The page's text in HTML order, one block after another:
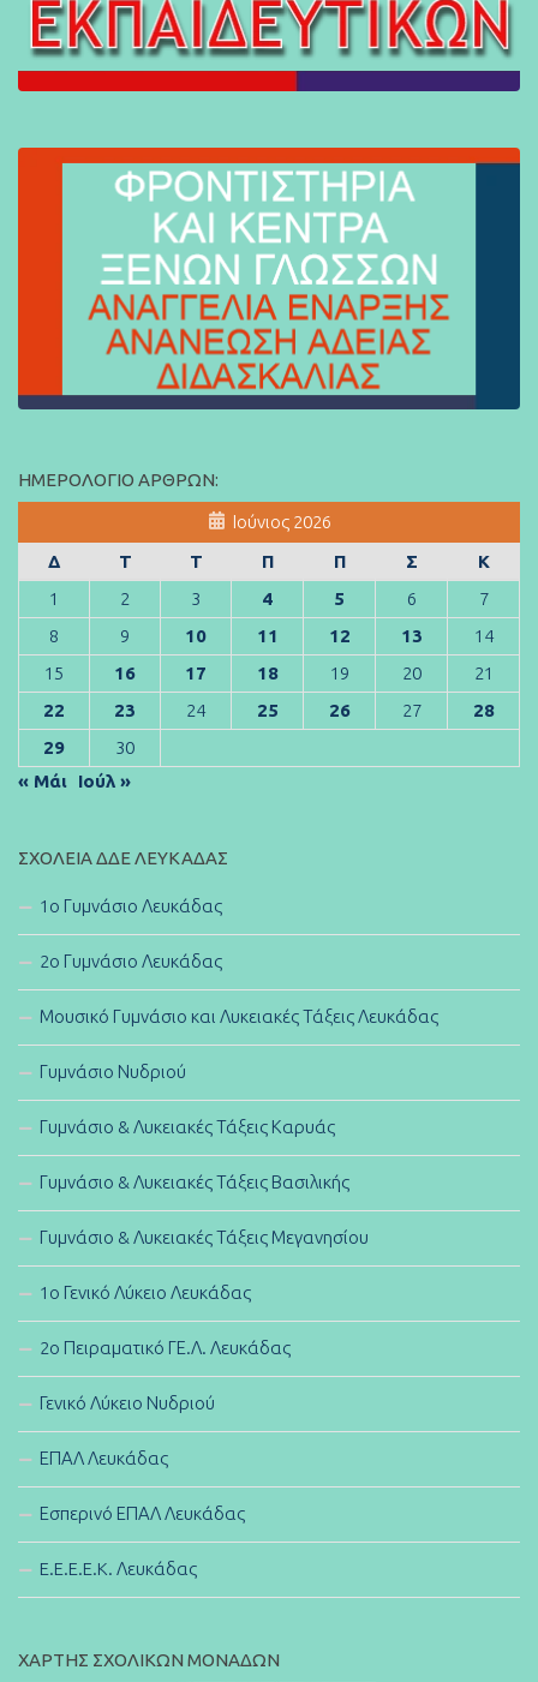
ΗΜΕΡΟΛΌΓΙΟ ΆΡΘΡΩΝ:
Ιούνιος 2026
Δ
Τ Τ Π Π Σ
Κ
1
2 3 4 5 6
7
8
9 10 11 12 13
14
15
16 17 18 19 20
21
22
23 24 25 26 27
28
29
30
« Μάι Ιούλ »
ΣΧΟΛΕΊΑ ΔΔΕ ΛΕΥΚΆΔΑΣ
1ο Γυμνάσιο Λευκάδας
2ο Γυμνάσιο Λευκάδας
Μουσικό Γυμνάσιο και Λυκειακές Τάξεις Λευκάδας
Γυμνάσιο Νυδριού
Γυμνάσιο & Λυκειακές Τάξεις Καρυάς
Γυμνάσιο & Λυκειακές Τάξεις Βασιλικής
Γυμνάσιο & Λυκειακές Τάξεις Μεγανησίου
1ο Γενικό Λύκειο Λευκάδας
2ο Πειραματικό ΓΕ.Λ. Λευκάδας
Γενικό Λύκειο Νυδριού
ΕΠΑΛ Λευκάδας
Εσπερινό ΕΠΑΛ Λευκάδας
E.E.E.E.K. Λευκάδας
ΧΑΡΤΗΣ ΣΧΟΛΙΚΩΝ ΜΟΝΑΔΩΝ